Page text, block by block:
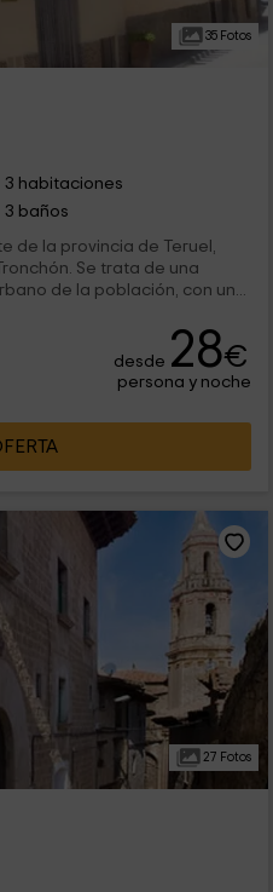
35 Fotos
3 habitaciones
3 baños
de la provincia de Teruel,
Se trata de una
de la población, con un...
desde 28€
persona y noche
27 Fotos